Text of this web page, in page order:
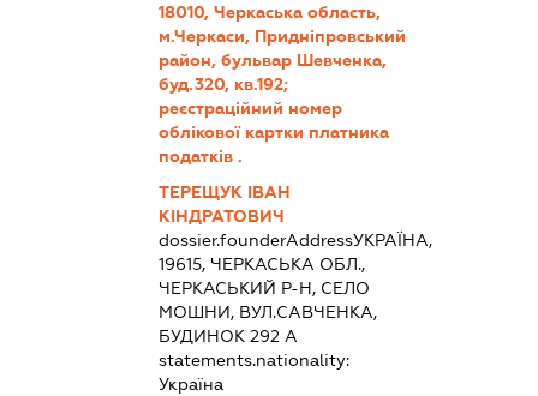
18010, Черкаська область,
м.Черкаси, Придніпровський
район, бульвар Шевченка,
буд.320, кв.192;
реєстраційний номер
облікової картки платника
податків .
ТЕРЕЩУК ІВАН
КІНДРАТОВИЧ
dossier.founderAddressУКРАЇНА,
19615, ЧЕРКАСЬКА ОБЛ.,
ЧЕРКАСЬКИЙ Р-Н, СЕЛО
МОШНИ, ВУЛ.САВЧЕНКА,
БУДИНОК 292 А
statements.nationality:
Україна